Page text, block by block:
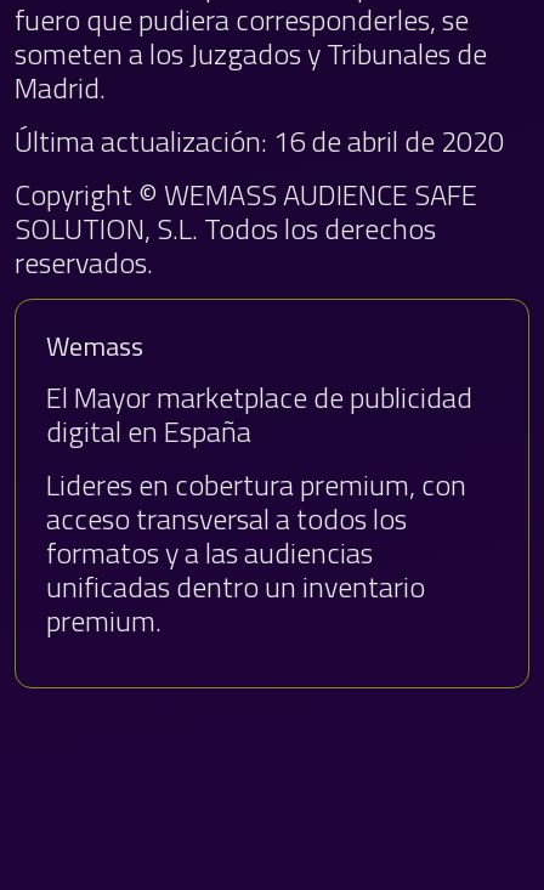
fuero que pudiera corresponderles, se
someten a los Juzgados y Tribunales de
Madrid.
Última actualización: 16 de abril de 2020
Copyright © WEMASS AUDIENCE SAFE
SOLUTION, S.L. Todos los derechos
reservados.
Wemass
El Mayor marketplace de publicidad
digital en España
Lideres en cobertura premium, con
acceso transversal a todos los
formatos y a las audiencias
unificadas dentro un inventario
premium.